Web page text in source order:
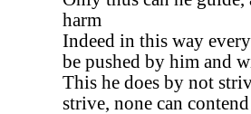
harm
Indeed in this way
be pushed by him and
This he does by not
strive, none can